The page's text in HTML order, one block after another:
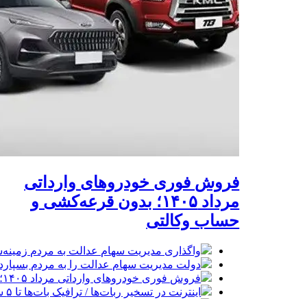
فروش فوری خودروهای وارداتی
مرداد ۱۴۰۵؛ بدون قرعه‌کشی و
حساب وکالتی
واگذاری مدیریت سهام عدالت به مردم
دولت مدیریت سهام عدالت را به مردم
فروش فوری خودروهای وارداتی مرداد ۱۴۰۵؛ بدون قرعه‌کشی و حساب وکالتی
اینترنت در تسخیر ربات‌ها / ترافیک بات‌ها تا ۵ سال آینده هزار برابر انسان‌ها خواهد شد